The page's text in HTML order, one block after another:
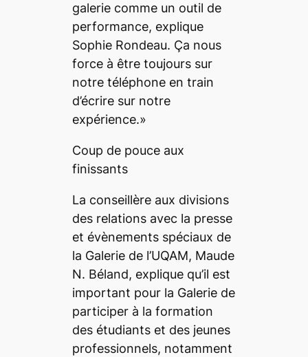
galerie comme un outil de
performance, explique
Sophie Rondeau. Ça nous
force à être toujours sur
notre téléphone en train
d’écrire sur notre
expérience.»
Coup de pouce aux
finissants
La conseillère aux divisions
des relations avec la presse
et évènements spéciaux de
la Galerie de l’UQAM, Maude
N. Béland, explique qu’il est
important pour la Galerie de
participer à la formation
des étudiants et des jeunes
professionnels, notamment